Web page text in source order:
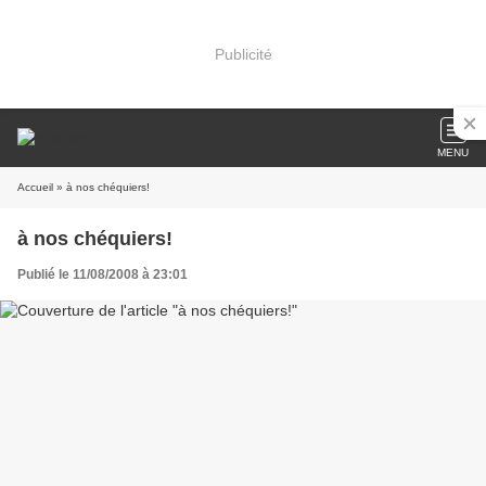
Publicité
MENU
Accueil » à nos chéquiers!
à nos chéquiers!
Publié le 11/08/2008 à 23:01